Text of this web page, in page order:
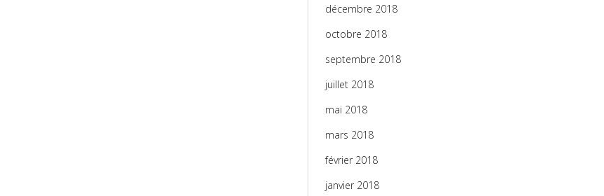
décembre 2018
octobre 2018
septembre 2018
juillet 2018
mai 2018
mars 2018
février 2018
janvier 2018